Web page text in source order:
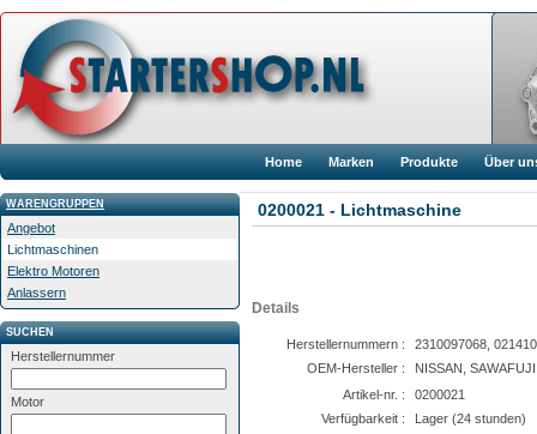
Home Marken Produkte Über
WARENGRUPPEN
Angebot
Lichtmaschinen
Elektro Motoren
Anlassern
SUCHEN
Herstellernummer
Motor
0200021 - Lichtmaschine
Details
Herstellernummern :
2310097068,
OEM-Hersteller :
NISSAN, SAWAFUJI
Artikel-nr. :
0200021
Verfügbarkeit :
Lager (24 stunden)